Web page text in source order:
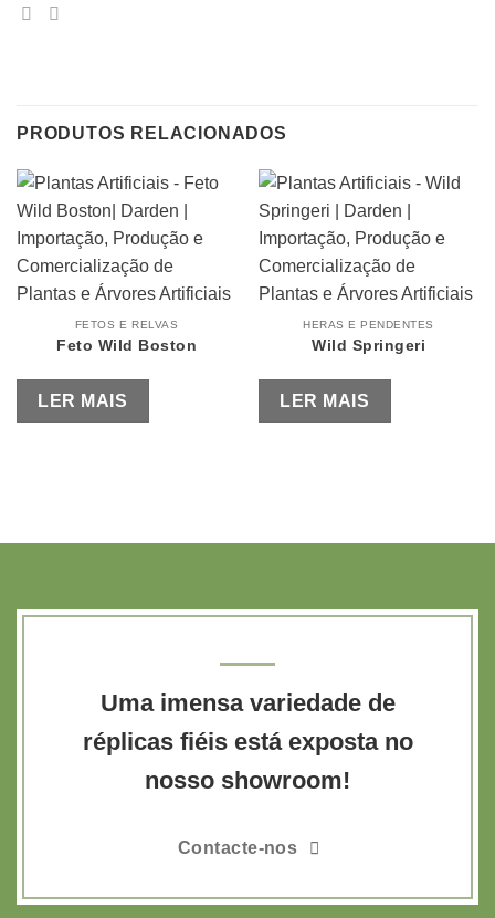
PRODUTOS RELACIONADOS
FETOS E RELVAS
Feto Wild Boston
LER MAIS
HERAS E PENDENTES
Wild Springeri
LER MAIS
Uma imensa variedade de
réplicas fiéis está exposta no
nosso showroom!
Contacte-nos